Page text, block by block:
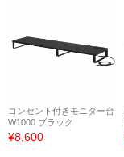
コンセント付きモニター台
W1000 ブラック
¥8,600